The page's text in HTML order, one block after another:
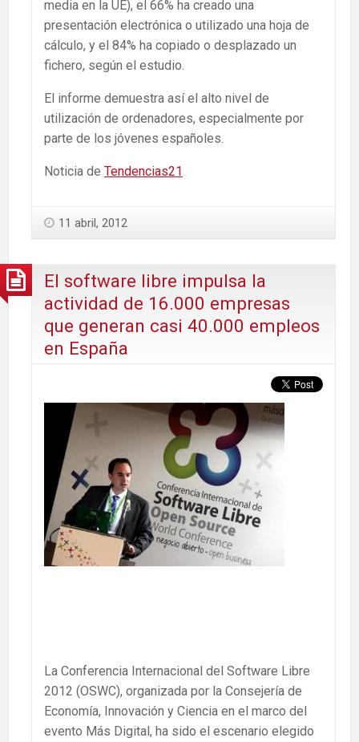
media en la UE), el 66% ha creado una
presentación electrónica o utilizado una hoja de
cálculo, y el 84% ha copiado o desplazado un
fichero, según el estudio.
El informe demuestra así el alto nivel de
utilización de ordenadores, especialmente por
parte de los jóvenes españoles.
Noticia de Tendencias21
11 abril, 2012
El software libre impulsa la
actividad de 16.000 empresas
que generan casi 40.000 empleos
en España
La Conferencia Internacional del Software Libre
2012 (OSWC), organizada por la Consejería de
Economía, Innovación y Ciencia en el marco del
evento Más Digital, ha sido el escenario elegido